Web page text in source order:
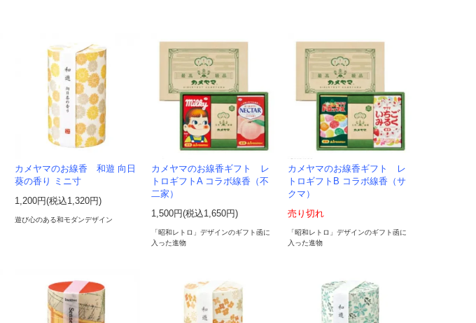
カメヤマのお線香 和遊 向日
葵の香り ミニ寸
1,200円(税込1,320円)
遊び心のある和モダンデザイン
カメヤマのお線香ギフト レ
トロギフトA コラボ線香（不
二家）
1,500円(税込1,650円)
「昭和レトロ」デザインのギフト函に
入った進物
カメヤマのお線香ギフト レ
トロギフトB コラボ線香（サ
クマ）
売り切れ
「昭和レトロ」デザインのギフト函に
入った進物